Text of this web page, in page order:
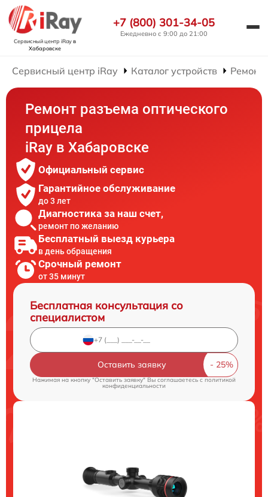
Сервисный центр iRayв
Хабаровске
+7 (800) 301-34-05
Ежедневно с 9:00 до 21:00
Сервисный центр iRay Каталог устройств Ремонт
Ремонт разъема оптического
прицела
iRay в Хабаровске
Официальный сервис
Гарантийное обслуживание
до 3 лет
Диагностика за наш счет,
ремонт по желанию
Бесплатный выезд курьера
в день обращения
Срочный ремонт
от 35 минут
Бесплатная консультация со
специалистом
Оставить заявку
Нажимая на кнопку "Оставить заявку" Вы соглашаетесь cполитикой
конфиденциальности